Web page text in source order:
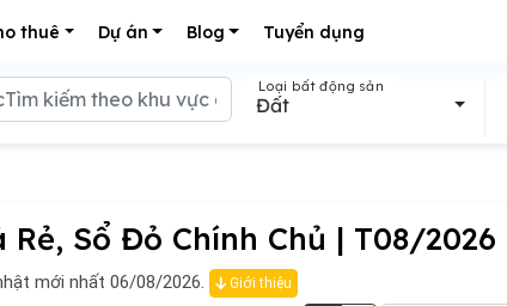
thuê Dự án Blog Tuyển dụng
Sổ Đỏ Chính Chủ | T08/2026
mới nhất 06/08/2026. Giới thiệu
Loại bất động sản
Đất